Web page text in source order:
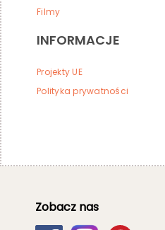
Zobacz nas
Filmy
INFORMACJE
Projekty UE
Polityka prywatności